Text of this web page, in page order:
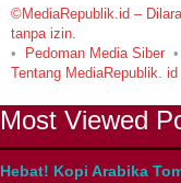
©MediaRepublik.id –
tanpa izin.
Pedoman Media Siber
Tentang MediaRepublik. id
Most Viewed
Hebat! Kopi Arabika